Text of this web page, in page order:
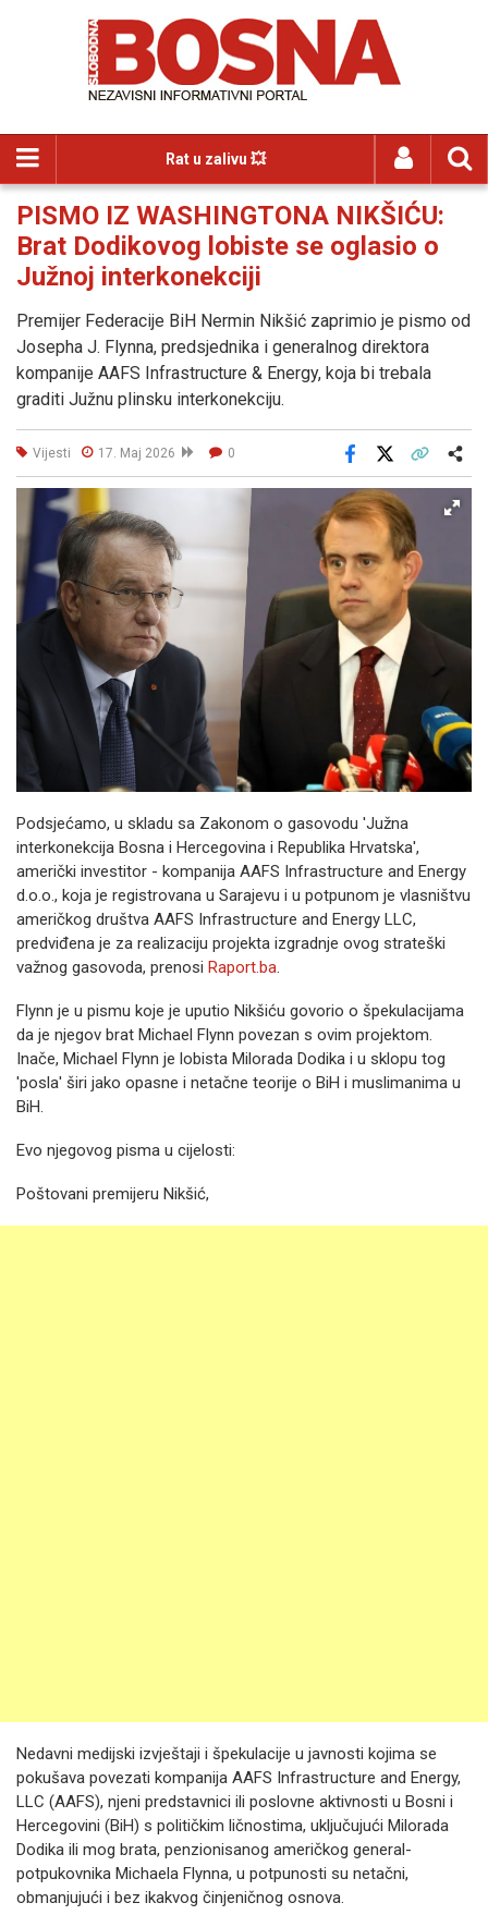
Rat u zalivu 💥
PISMO IZ WASHINGTONA NIKŠIĆU:
Brat Dodikovog lobiste se oglasio o
Južnoj interkonekciji
Premijer Federacije BiH Nermin Nikšić zaprimio je pismo od
Josepha J. Flynna, predsjednika i generalnog direktora
kompanije AAFS Infrastructure & Energy, koja bi trebala
graditi Južnu plinsku interkonekciju.
Vijesti 17. Maj 2026 0
Facebook
Podsjećamo, u skladu sa Zakonom o gasovodu 'Južna
interkonekcija Bosna i Hercegovina i Republika Hrvatska',
američki investitor - kompanija AAFS Infrastructure and Energy
d.o.o., koja je registrovana u Sarajevu i u potpunom je vlasništvu
američkog društva AAFS Infrastructure and Energy LLC,
predviđena je za realizaciju projekta izgradnje ovog strateški
važnog gasovoda, prenosi Raport.ba.
Flynn je u pismu koje je uputio Nikšiću govorio o špekulacijama
da je njegov brat Michael Flynn povezan s ovim projektom.
Inače, Michael Flynn je lobista Milorada Dodika i u sklopu tog
'posla' širi jako opasne i netačne teorije o BiH i muslimanima u
BiH.
Evo njegovog pisma u cijelosti:
Poštovani premijeru Nikšić,
Nedavni medijski izvještaji i špekulacije u javnosti kojima se
pokušava povezati kompanija AAFS Infrastructure and Energy,
LLC (AAFS), njeni predstavnici ili poslovne aktivnosti u Bosni i
Hercegovini (BiH) s političkim ličnostima, uključujući Milorada
Dodika ili mog brata, penzionisanog američkog general-
potpukovnika Michaela Flynna, u potpunosti su netačni,
obmanjujući i bez ikakvog činjeničnog osnova.